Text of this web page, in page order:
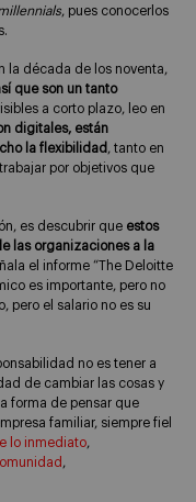
, pues conocerlos
la década de los noventa,
que son un tanto
a corto plazo, leo en
digitales, están
la flexibilidad , tanto en
por objetivos que
es descubrir que estos
las organizaciones a la
el informe “The Deloitte
es importante, pero no
pero el salario no es su
no es tener a
de cambiar las cosas y
forma de pensar que
familiar, siempre fiel
lo inmediato,
,